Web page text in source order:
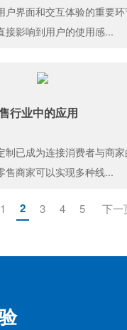
户界面和交互体验的重要
接影响到用户的使用感...
行业中的应用
已成为连接消费者与商家
售商家可以实现多种线...
1 2 3 4 5 下一